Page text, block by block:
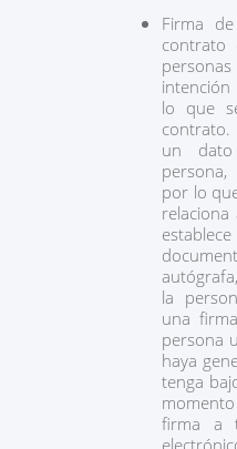
Firma
contrato
lo que
contrato.
un dato
por lo
la
una
persona
haya
tenga
firma a